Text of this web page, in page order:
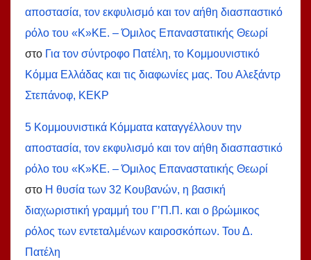
αποστασία, τον εκφυλισμό και τον αήθη διασπαστικό
ρόλο του «Κ»ΚΕ. – Όμιλος Επαναστατικής Θεωρί
στο Για τον σύντροφο Πατέλη, το Κομμουνιστικό
Κόμμα Ελλάδας και τις διαφωνίες μας. Του Αλεξάντρ
Στεπάνοφ, ΚΕΚΡ
5 Κομμουνιστικά Κόμματα καταγγέλλουν την
αποστασία, τον εκφυλισμό και τον αήθη διασπαστικό
ρόλο του «Κ»ΚΕ. – Όμιλος Επαναστατικής Θεωρί
στο Η θυσία των 32 Κουβανών, η βασική
διαχωριστική γραμμή του Γ’Π.Π. και ο βρώμικος
ρόλος των εντεταλμένων καιροσκόπων. Του Δ.
Πατέλη